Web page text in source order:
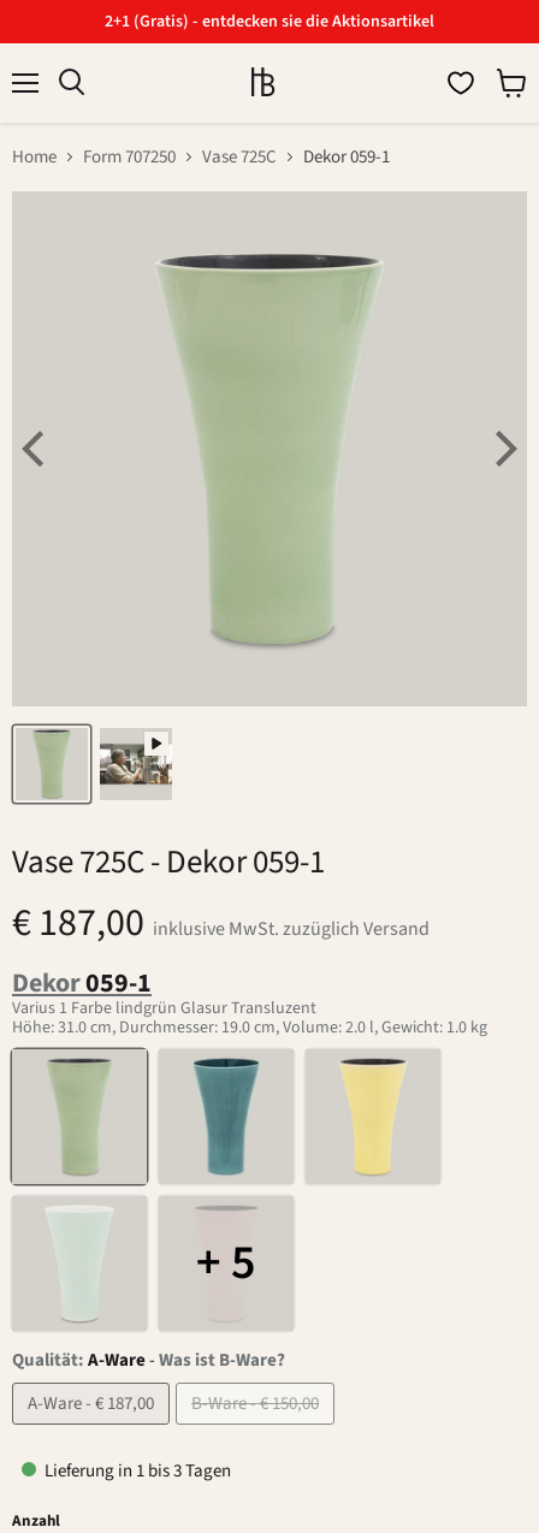
2+1 (Gratis) - entdecken sie die Aktionsartikel
Home Form 707250 Vase 725C Dekor 059-1
Vase 725C- Dekor 059-1
€ 187,00 inklusive MwSt. zuzüglich Versand
Dekor059-1
Varius 1 Farbe lindgrün Glasur Transluzent
Höhe: 31.0 cm, Durchmesser: 19.0 cm, Volume: 2.0 l, Gewicht: 1.0 kg
+ 5
Qualität:A-Ware-Was ist B-Ware?
A-Ware - € 187,00
B-Ware - € 150,00
Lieferung in 1 bis 3 Tagen
Anzahl